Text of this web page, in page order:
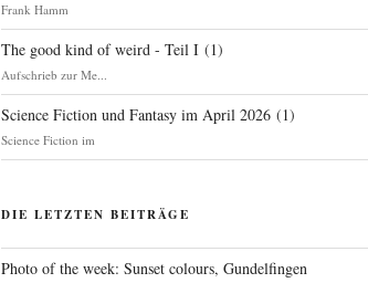
Frank Hamm
The good kind of weird - Teil I (1)
Aufschrieb zur Me...
Science Fiction und Fantasy im April 2026 (1)
Science Fiction im
DIE LETZTEN BEITRÄGE
Photo of the week: Sunset colours, Gundelfingen